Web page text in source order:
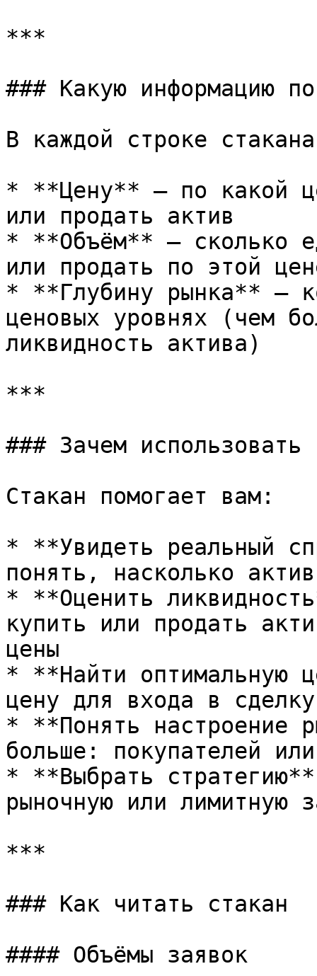
***
### Какую информацию
В каждой строке
* **Цену** — по какой
или продать актив
* **Объём** — сколько
или продать по этой
* **Глубину рынка** —
ценовых уровнях (чем
ликвидность актива)
***
### Зачем использовать
Стакан помогает вам:
* **Увидеть реальный
понять, насколько
* **Оценить
купить или продать
цены
* **Найти оптимальную
цену для входа в сделку
* **Понять настроение
больше: покупателей
* **Выбрать
рыночную или лимитную
***
### Как читать стакан
#### Объёмы заявок